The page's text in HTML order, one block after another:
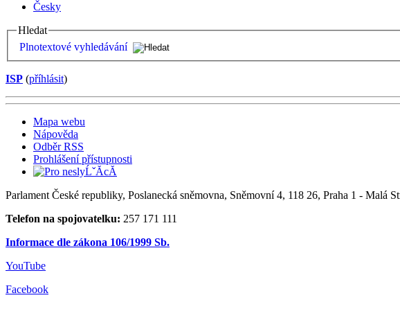
Česky
Hledat
Plnotextové vyhledávání
ISP (příhlásit)
Mapa webu
Nápověda
Odběr RSS
Prohlášení přístupnosti
Parlament České republiky, Poslanecká sněmovna, Sněmovní 4, 118 26, Praha 1 - Malá
Telefon na spojovatelku: 257 171 111
Informace dle zákona 106/1999 Sb.
YouTube
Facebook